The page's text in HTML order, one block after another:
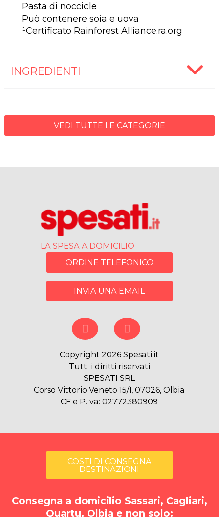
Pasta di nocciole
Può contenere soia e uova
¹Certificato Rainforest Alliance.ra.org
INGREDIENTI
VEDI TUTTE LE CATEGORIE
LA SPESA A DOMICILIO
ORDINE TELEFONICO
INVIA UNA EMAIL
Copyright 2026 Spesati.it
Tutti i diritti riservati
SPESATI SRL
Corso Vittorio Veneto 15/I, 07026, Olbia
CF e P.Iva: 02772380909
COSTI DI CONSEGNA
DESTINAZIONI
Consegna a domicilio Sassari, Cagliari,
Quartu, Olbia e non solo: